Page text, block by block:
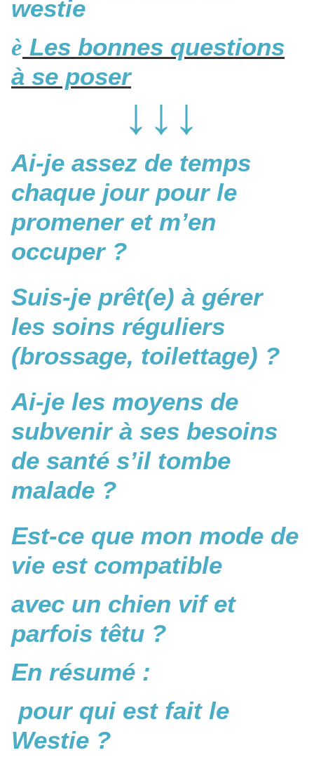
westie
è Les bonnes questions
à se poser
↓↓↓
Ai-je assez de temps
chaque jour pour le
promener et m’en
occuper ?
Suis-je prêt(e) à gérer
les soins réguliers
(brossage, toilettage) ?
Ai-je les moyens de
subvenir à ses besoins
de santé s’il tombe
malade ?
Est-ce que mon mode de
vie est compatible
avec un chien vif et
parfois têtu ?
En résumé :
pour qui est fait le
Westie ?